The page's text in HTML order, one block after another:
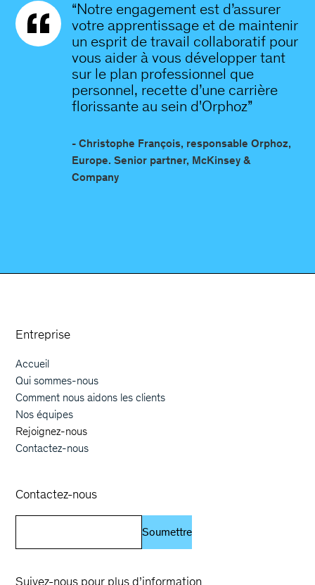
“Notre engagement est d’assurer
votre apprentissage et de maintenir
un esprit de travail collaboratif pour
vous aider à vous développer tant
sur le plan professionnel que
personnel, recette d’une carrière
florissante au sein d'Orphoz”
- Christophe François, responsable Orphoz,
Europe. Senior partner, McKinsey &
Company
Entreprise
Main navigation
Accueil
Qui sommes-nous
Comment nous aidons les clients
Nos équipes
Rejoignez-nous
Contactez-nous
Contactez-nous
Soumettre
Suivez-nous pour plus d’information